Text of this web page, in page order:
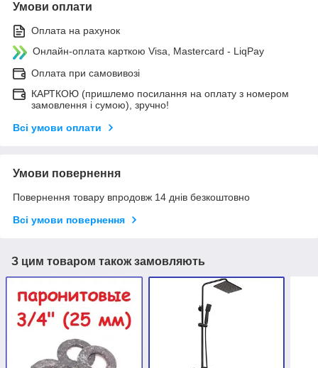
Умови оплати
Оплата на рахунок
Онлайн-оплата карткою Visa, Mastercard - LiqPay
Оплата при самовивозі
КАРТКОЮ (пришлемо посилання на оплату з номером
замовлення і сумою), зручно!
Всі умови оплати
Умови повернення
Повернення товару впродовж 14 днів безкоштовно
Всі умови повернення
З цим товаром також замовляють